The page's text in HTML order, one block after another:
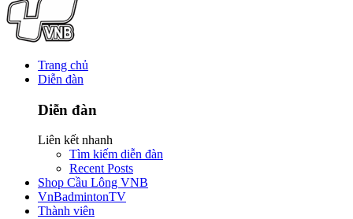
Trang chủ
Diễn đàn
Diễn đàn
Liên kết nhanh
Tìm kiếm diễn đàn
Recent Posts
Shop Cầu Lông VNB
VnBadmintonTV
Thành viên